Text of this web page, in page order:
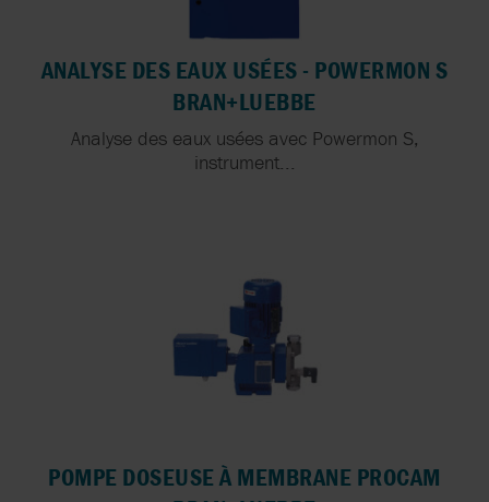
ANALYSE DES EAUX USÉES - POWERMON S
BRAN+LUEBBE
Analyse des eaux usées avec Powermon S,
instrument...
POMPE DOSEUSE À MEMBRANE PROCAM